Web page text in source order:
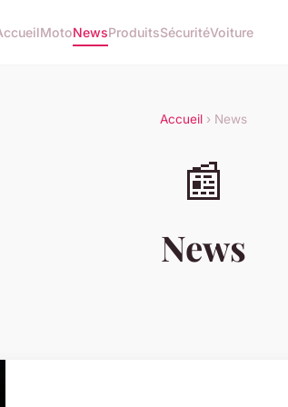
MotoNewsProduitsSécuritéVoiture
Accueil › News
📰
News